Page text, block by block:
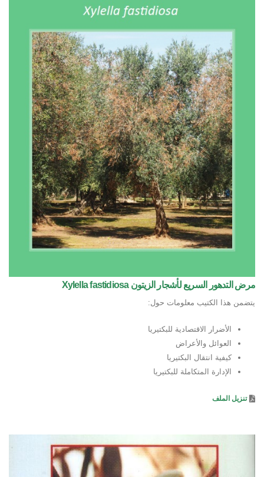
مرض التدهور السريع لأشجار الزيتون Xylella fastidiosa
يتضمن هذا الكتيب معلومات حول:
الأضرار الاقتصادية للبكتيريا
العوائل والأعراض
كيفية انتقال البكتيريا
الإدارة المتكاملة للبكتيريا
تنزيل الملف